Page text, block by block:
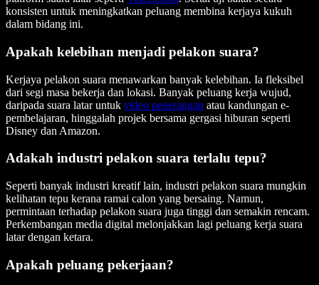
konsisten untuk meningkatkan peluang membina kerjaya kukuh
dalam bidang ini.
Apakah kelebihan menjadi pelakon suara?
Kerjaya pelakon suara menawarkan banyak kelebihan. Ia fleksibel
dari segi masa bekerja dan lokasi. Banyak peluang kerja wujud,
daripada suara latar untuk video penerangan atau kandungan e-
pembelajaran, hinggalah projek bersama gergasi hiburan seperti
Disney dan Amazon.
Adakah industri pelakon suara terlalu tepu?
Seperti banyak industri kreatif lain, industri pelakon suara mungkin
kelihatan tepu kerana ramai calon yang bersaing. Namun,
permintaan terhadap pelakon suara juga tinggi dan semakin rencam.
Perkembangan media digital melonjakkan lagi peluang kerja suara
latar dengan ketara.
Apakah peluang pekerjaan?